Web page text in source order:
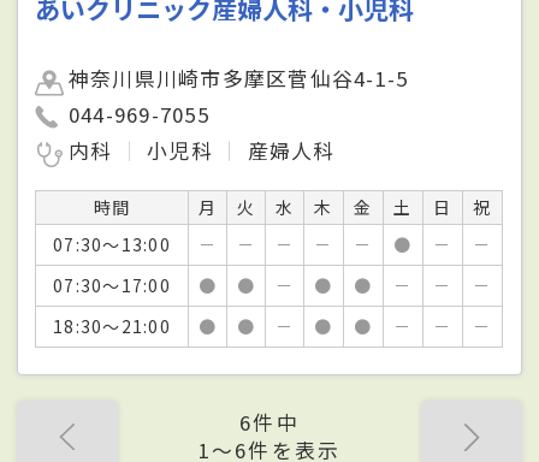
あいクリニック産婦人科・小児科
神奈川県川崎市多摩区菅仙谷4-1-5
044-969-7055
内科
小児科 産婦人科
時間 月 火 水 木 金 土 日
祝
07:30～13:00
－ － － － － ● －
－
07:30～17:00
● ● － ● ● － －
－
18:30～21:00
● ● － ● ● － － －
6件中
1〜6件を表示